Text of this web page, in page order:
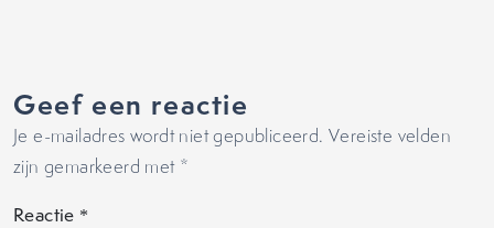
Geef een reactie
Je e-mailadres wordt niet gepubliceerd. Vereiste velden
zijn gemarkeerd met *
Reactie *